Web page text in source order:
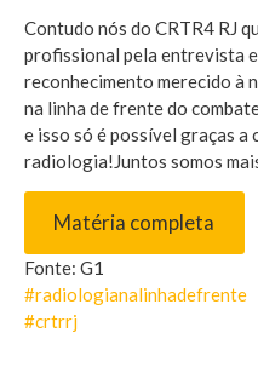
Contudo nós do CRTR4 RJ
profissional pela entrevista
reconhecimento merecido à
na linha de frente do
e isso só é possível graças a
radiologia!Juntos somos
Matéria completa
Fonte: G1
#radiologianalinhadefrente
#crtrrj